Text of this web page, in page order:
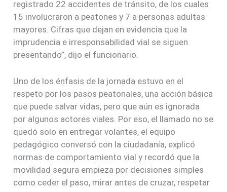
registrado 22 accidentes de tránsito, de los cuales
15 involucraron a peatones y 7 a personas adultas
mayores. Cifras que dejan en evidencia que la
imprudencia e irresponsabilidad vial se siguen
presentando”, dijo el funcionario.
Uno de los énfasis de la jornada estuvo en el
respeto por los pasos peatonales, una acción básica
que puede salvar vidas, pero que aún es ignorada
por algunos actores viales. Por eso, el llamado no se
quedó solo en entregar volantes, el equipo
pedagógico conversó con la ciudadanía, explicó
normas de comportamiento vial y recordó que la
movilidad segura empieza por decisiones simples
como ceder el paso, mirar antes de cruzar, respetar